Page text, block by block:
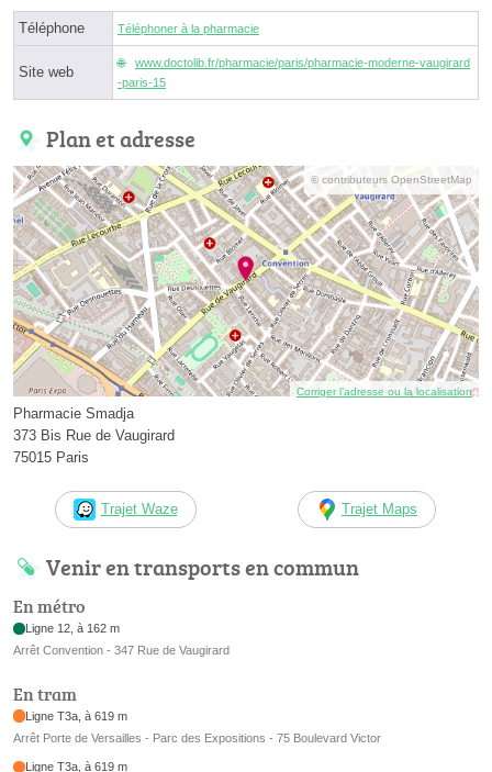
Téléphone Téléphoner à la pharmacie
Site web
www.doctolib.fr/pharmacie/paris/pharmacie-moderne-vaugirard
-paris-15
Plan et adresse
© contributeurs OpenStreetMap
Corriger l’adresse ou la localisation
Pharmacie Smadja
373 Bis Rue de Vaugirard
75015 Paris
Trajet Waze Trajet Maps
Venir en transports en commun
En métro
Ligne 12, à 162 m
Arrêt Convention - 347 Rue de Vaugirard
En tram
Ligne T3a, à 619 m
Arrêt Porte de Versailles - Parc des Expositions - 75 Boulevard Victor
Ligne T3a, à 619 m